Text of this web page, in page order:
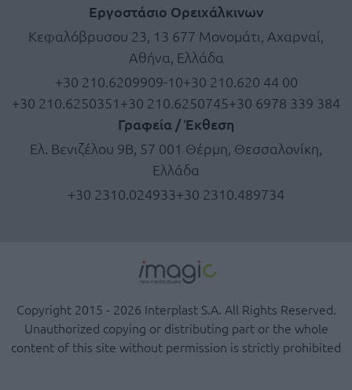
Εργοστάσιο Ορειχάλκινων
Κεφαλόβρυσου 23, 13 677 Μονομάτι, Αχαρναί,
Αθήνα, Ελλάδα
+30 210.6209909-10+30 210.620 44 00
+30 210.6250351 +30 210.6250745+30 6978 339 384
Γραφεία / Έκθεση
Ελ. Βενιζέλου 9Β, 57 001 Θέρμη, Θεσσαλονίκη,
Ελλάδα
+30 2310.024933+30 2310.489734
Copyright 2015 - 2026 Interplast S.A. All Rights Reserved.
Unauthorized copying or distributing part or the whole
content of this site without permission is strictly prohibited